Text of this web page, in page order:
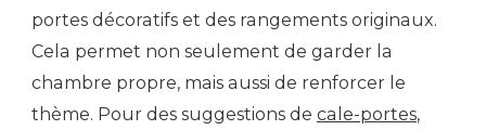
portes décoratifs et des rangements originaux.
Cela permet non seulement de garder la
chambre propre, mais aussi de renforcer le
thème. Pour des suggestions de cale-portes,